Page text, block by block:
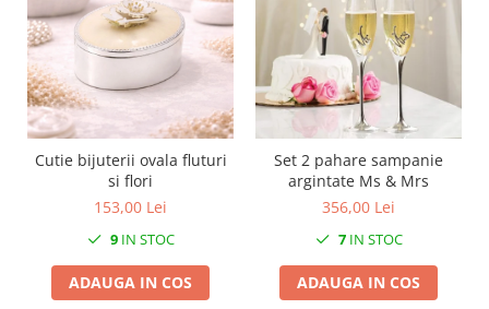
SERENDIPITY PLATINUM
CHELSEA
MEDICEA
CELESTIAL
PATCHWORK WILLOW
BLUE LILY
FLORENTINE TURQUOISE
ANTHEMION GREY
ORCHARD
Cutie bijuterii ovala fluturi
si flori
153,00 Lei
9IN STOC
ADAUGA IN COS
Set 2 pahare sampanie
argintate Ms & Mrs
356,00 Lei
7IN STOC
ADAUGA IN COS